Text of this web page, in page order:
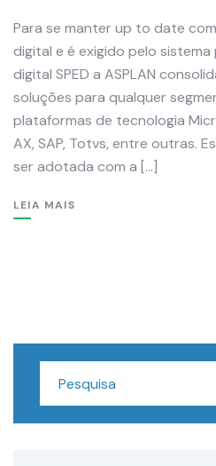
Para se manter up to date
digital e é exigido pelo
digital SPED a ASPLAN
soluções para qualquer
plataformas de tecnologia
AX, SAP, Totvs, entre outras.
ser adotada com a […]
LEIA MAIS